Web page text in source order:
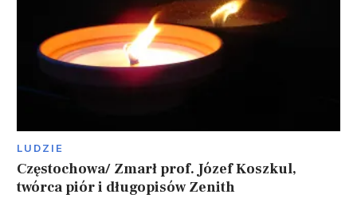
LUDZIE
Częstochowa/ Zmarł prof. Józef Koszkul,
twórca piór i długopisów Zenith